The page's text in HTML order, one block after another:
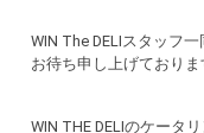
WIN The DELIスタッフ
お待ち申し上げておりま
WIN THE DELIのケータ